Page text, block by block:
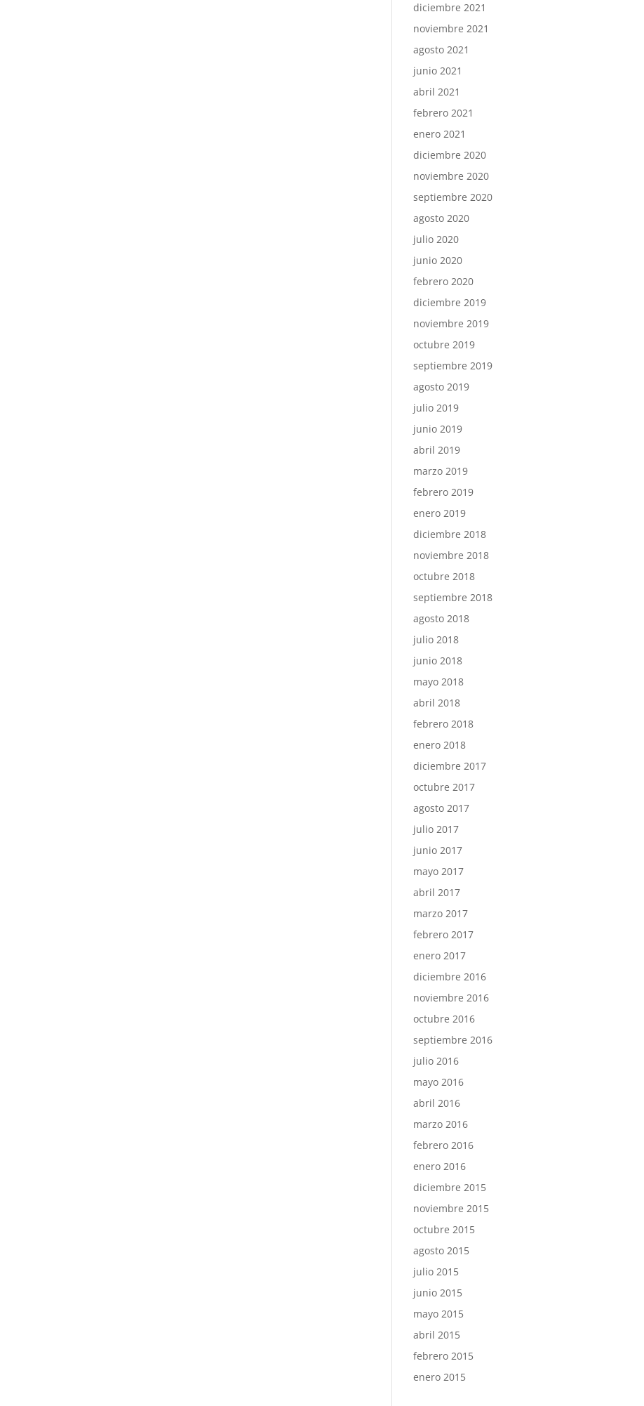
diciembre 2021
noviembre 2021
agosto 2021
junio 2021
abril 2021
febrero 2021
enero 2021
diciembre 2020
noviembre 2020
septiembre 2020
agosto 2020
julio 2020
junio 2020
febrero 2020
diciembre 2019
noviembre 2019
octubre 2019
septiembre 2019
agosto 2019
julio 2019
junio 2019
abril 2019
marzo 2019
febrero 2019
enero 2019
diciembre 2018
noviembre 2018
octubre 2018
septiembre 2018
agosto 2018
julio 2018
junio 2018
mayo 2018
abril 2018
febrero 2018
enero 2018
diciembre 2017
octubre 2017
agosto 2017
julio 2017
junio 2017
mayo 2017
abril 2017
marzo 2017
febrero 2017
enero 2017
diciembre 2016
noviembre 2016
octubre 2016
septiembre 2016
julio 2016
mayo 2016
abril 2016
marzo 2016
febrero 2016
enero 2016
diciembre 2015
noviembre 2015
octubre 2015
agosto 2015
julio 2015
junio 2015
mayo 2015
abril 2015
febrero 2015
enero 2015